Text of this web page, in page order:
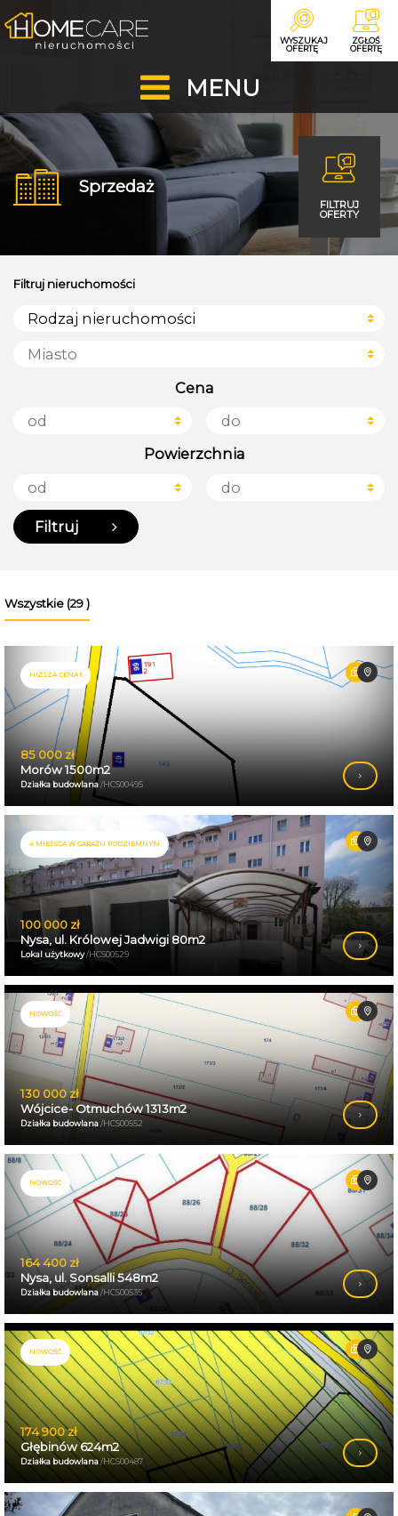
WYSZUKAJ
OFERTĘ
ZGŁOŚ
OFERTĘ
MENU
Sprzedaż
FILTRUJ
OFERTY
Filtruj nieruchomości
Cena
Powierzchnia
Filtruj
Wszystkie (29 )
NIŻSZA CENA !!
85 000 zł
Morów 1500m2
Działka budowlana/HCS00495
4 MIEJSCA W GARAŻU PODZIEMNYM
100 000 zł
Nysa, ul. Królowej Jadwigi 80m2
Lokal użytkowy/HCS00529
NOWOŚĆ
130 000 zł
Wójcice- Otmuchów 1313m2
Działka budowlana/HCS00552
NOWOŚĆ
164 400 zł
Nysa, ul. Sonsalli 548m2
Działka budowlana/HCS00535
NOWOŚĆ
174 900 zł
Głębinów 624m2
Działka budowlana/HCS00487